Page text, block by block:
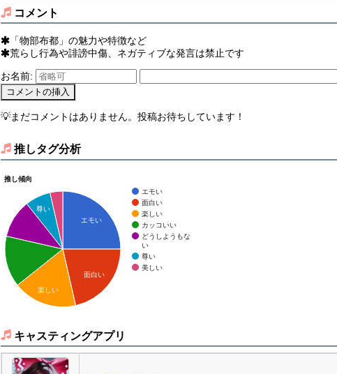
コメント
「物部布都」の魅力や特徴など
荒らし行為や誹謗中傷、ネガティブな発言は禁止です
お名前:
💡まだコメントはありません。投稿お待ちしています！
推しタグ分析
推し傾向
エモい
面白い
楽しい
カッコいい
どうしようもな
い
尊い
美しい
エモい
面白い
尊い
楽しい
キャスティングアプリ